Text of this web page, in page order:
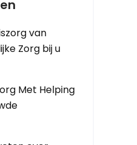
van
Zorg bij u
Met Helping